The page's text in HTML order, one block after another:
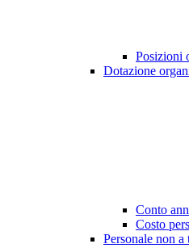
Posizioni
Dotazione
Conto
Costo
Personale non